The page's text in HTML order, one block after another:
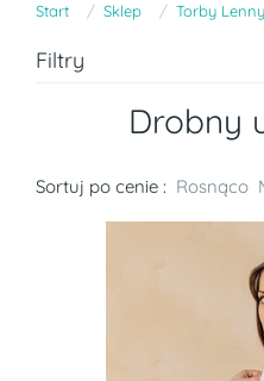
Start Sklep Torby
Filtry
Drobny
Sortuj po cenie : Rosnąco